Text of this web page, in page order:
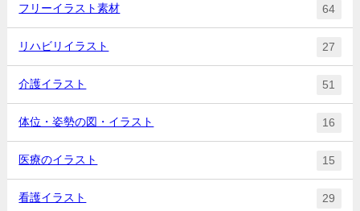
フリーイラスト素材 64
リハビリイラスト 27
介護イラスト 51
体位・姿勢の図・イラスト 16
医療のイラスト 15
看護イラスト 29